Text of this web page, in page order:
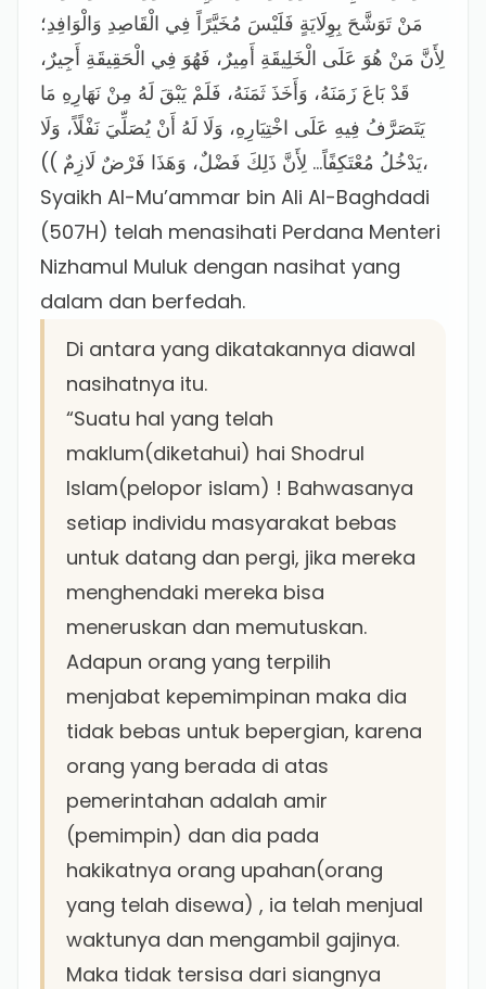
مَنْ تَوَشَّحَ بِوِلَايَةٍ فَلَيْسَ مُخَيَّرًاً فِي الْقَاصِدِ وَالْوَافِدِ؛
لِأَنَّ مَنْ هُوَ عَلَى الْخَلِيقَةِ أَمِيرٌ، فَهُوَ فِي الْحَقِيقَةِ أَجِيرٌ،
قَدْ بَاعَ زَمَنَهُ، وَأَخَذَ ثَمَنَهُ، فَلَمْ يَبْقَ لَهُ مِنْ نَهَارِهِ مَا
يَتَصَرَّفُ فِيهِ عَلَى اخْتِيَارِهِ، وَلَا لَهُ أَنْ يُصَلِّيَ نَفْلًاً، وَلَا
يَدْخُلُ مُعْتَكِفًاً… لِأَنَّ ذَلِكَ فَضْلٌ، وَهَذَا فَرْضٌ لَازِمٌ ))،
Syaikh Al-Mu’ammar bin Ali Al-Baghdadi
(507H) telah menasihati Perdana Menteri
Nizhamul Muluk dengan nasihat yang
dalam dan berfedah.
Di antara yang dikatakannya diawal
nasihatnya itu.
“Suatu hal yang telah
maklum(diketahui) hai Shodrul
Islam(pelopor islam) ! Bahwasanya
setiap individu masyarakat bebas
untuk datang dan pergi, jika mereka
menghendaki mereka bisa
meneruskan dan memutuskan.
Adapun orang yang terpilih
menjabat kepemimpinan maka dia
tidak bebas untuk bepergian, karena
orang yang berada di atas
pemerintahan adalah amir
(pemimpin) dan dia pada
hakikatnya orang upahan(orang
yang telah disewa) , ia telah menjual
waktunya dan mengambil gajinya.
Maka tidak tersisa dari siangnya